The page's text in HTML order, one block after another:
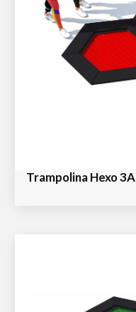
Trampolina Hexo 3A